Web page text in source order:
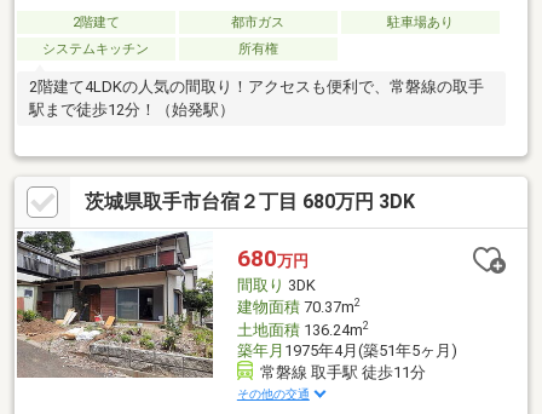
2階建て 都市ガス
駐車場あり
システムキッチン
所有権
2階建て4LDKの人気の間取り！アクセスも便利で、常磐線の取手
駅まで徒歩12分！（始発駅）
茨城県取手市台宿２丁目 680万円 3DK
680万円
間取り 3DK
建物面積70.37m2
土地面積136.24m2
築年月 1975年4月(築51年5ヶ月)
常磐線 取手駅 徒歩11分
その他の交通